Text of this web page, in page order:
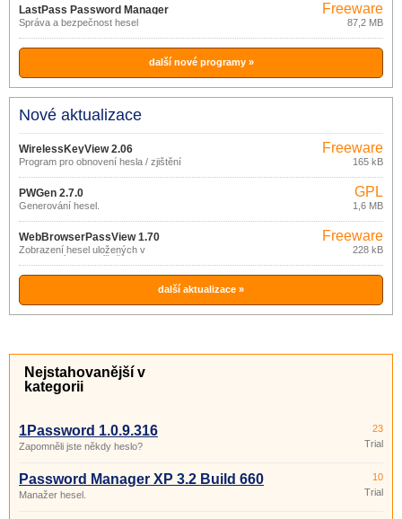
LastPass Password Manager
4.55.0
Správa a bezpečnost hesel
Freeware
87,2 MB
další nové programy »
Nové aktualizace
WirelessKeyView 2.06
Program pro obnovení hesla / zjištění
Freeware
165 kB
PWGen 2.7.0
Generování hesel.
GPL
1,6 MB
WebBrowserPassView 1.70
Zobrazení hesel uložených v
internetových prohlížečích.
Freeware
228 kB
další aktualizace »
Nejstahovanější v
kategorii
1Password 1.0.9.316
Zapomněli jste někdy heslo?
23
Trial
Password Manager XP 3.2 Build 660
Manažer hesel.
10
Trial